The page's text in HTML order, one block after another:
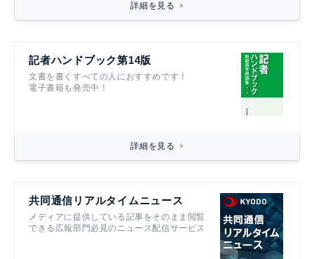
詳細を見る
記者ハンドブック第14版
文書を書くすべての人におすすめです！
電子書籍も発売中！
詳細を見る
共同通信リアルタイムニュース
メディアに提供している記事をそのまま閲覧
できる広報部門必見のニュース配信サービス